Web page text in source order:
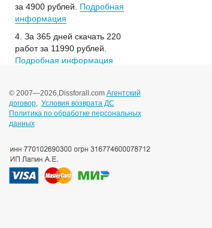
за 4900 рублей. Подробная
информация
4. За 365 дней скачать 220
работ за 11990 рублей.
Подробная информация
© 2007—2026,Dissforall.com Агентский
договор, Условия возврата ДС
Политика по обработке персональных
данных